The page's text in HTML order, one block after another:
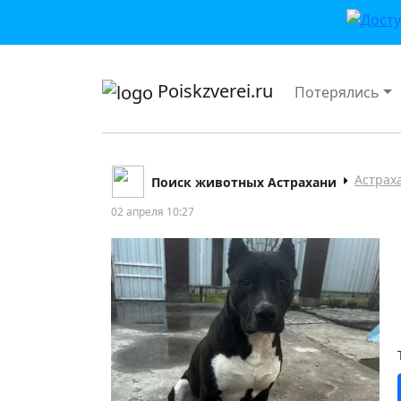
Poiskzverei.ru Потерялись
Поиск животных Астрахани
02 апреля 10:27